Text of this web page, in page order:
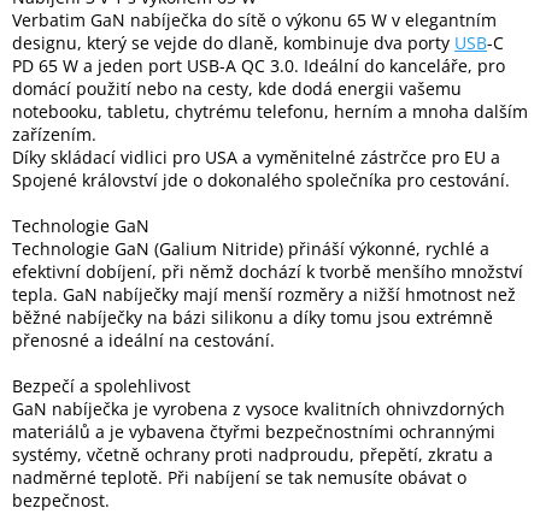
Elektronika
Domácnost
%
Friday
VÝPRODEJ
TONERY
A
CARTRIDGE
OEM
Verbatim GaN nabíječka do sítě o výkonu 65 W v elegantním
designu, který se vejde do dlaně, kombinuje dva porty USB-C
PD 65 W a jeden port USB-A QC 3.0. Ideální do kanceláře, pro
domácí použití nebo na cesty, kde dodá energii vašemu
notebooku, tabletu, chytrému telefonu, herním a mnoha dalším
zařízením.
Díky skládací vidlici pro USA a vyměnitelné zástrčce pro EU a
Spojené království jde o dokonalého společníka pro cestování.
Technologie GaN
Technologie GaN (Galium Nitride) přináší výkonné, rychlé a
efektivní dobíjení, při němž dochází k tvorbě menšího množství
tepla. GaN nabíječky mají menší rozměry a nižší hmotnost než
běžné nabíječky na bázi silikonu a díky tomu jsou extrémně
přenosné a ideální na cestování.
Bezpečí a spolehlivost
GaN nabíječka je vyrobena z vysoce kvalitních ohnivzdorných
materiálů a je vybavena čtyřmi bezpečnostními ochrannými
systémy, včetně ochrany proti nadproudu, přepětí, zkratu a
nadměrné teplotě. Při nabíjení se tak nemusíte obávat o
bezpečnost.